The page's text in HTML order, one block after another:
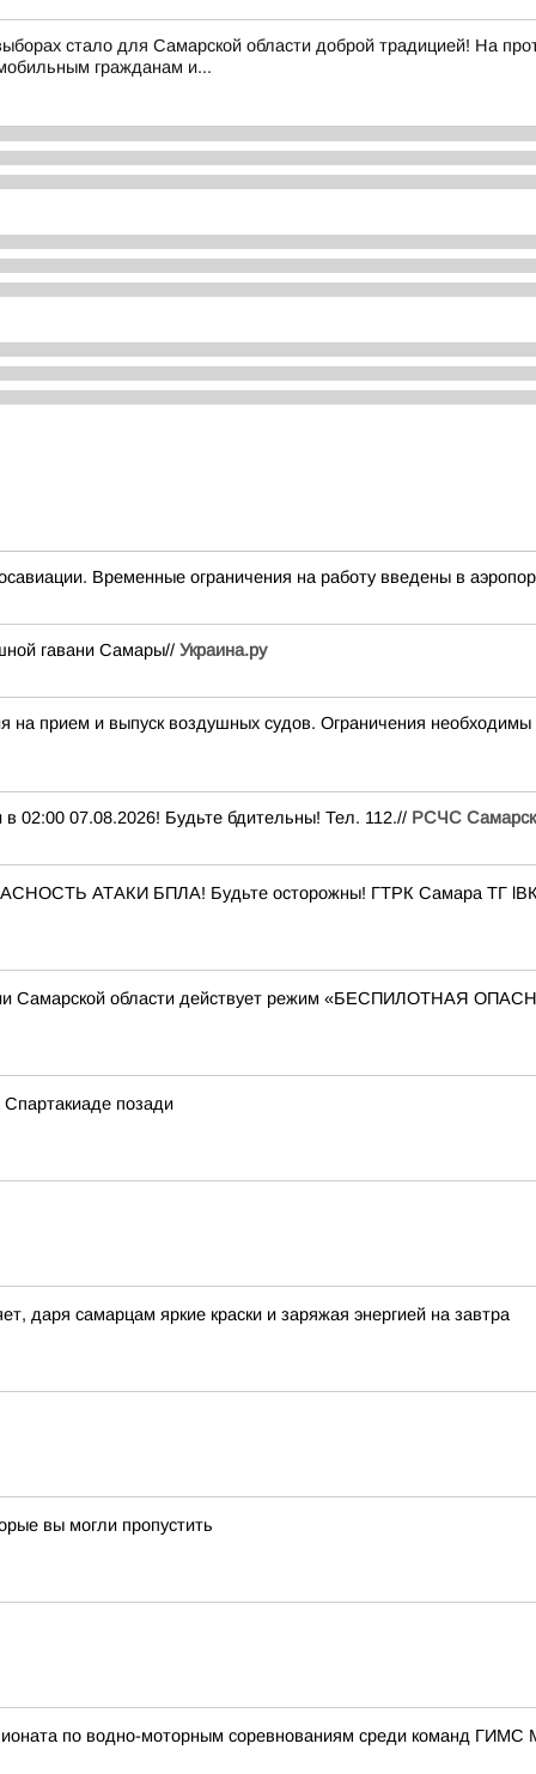
стало для Самарской области доброй традицией! На
гражданам и...
Временные ограничения на работу введены в
гавани Самары// Украина.ру
прием и выпуск воздушных судов. Ограничения необходимы
07.08.2026! Будьте бдительны! Тел. 112.// РСЧС
АТАКИ БПЛА! Будьте осторожны! ГТРК Самара ТГ
Самарской области действует режим «БЕСПИЛОТНАЯ
позади
даря самарцам яркие краски и заряжая энергией на завтра
вы могли пропустить
по водно-моторным соревнованиям среди команд ГИМС